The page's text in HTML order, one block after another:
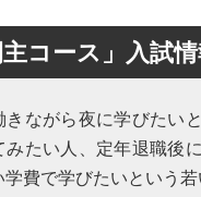
主コース」入試
きながら夜に学びたい
みたい人、定年退職後
学費で学びたいという